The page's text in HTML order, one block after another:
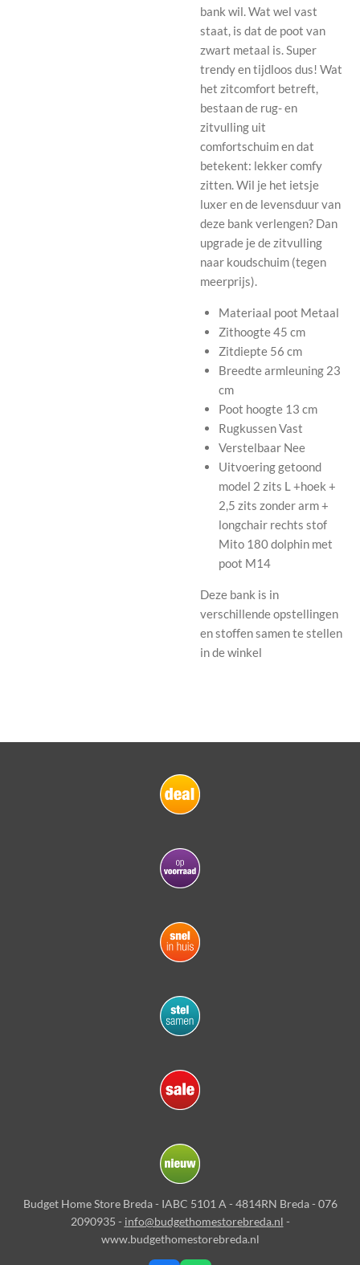
bank wil. Wat wel vast
staat, is dat de poot van
zwart metaal is. Super
trendy en tijdloos dus! Wat
het zitcomfort betreft,
bestaan de rug- en
zitvulling uit
comfortschuim en dat
betekent: lekker comfy
zitten. Wil je het ietsje
luxer en de levensduur van
deze bank verlengen? Dan
upgrade je de zitvulling
naar koudschuim (tegen
meerprijs).
Materiaal poot Metaal
Zithoogte45 cm
Zitdiepte 56 cm
Breedte armleuning 23
cm
Poot hoogte 13 cm
RugkussenVast
Verstelbaar Nee
Uitvoering getoond
model 2 zits L +hoek +
2,5 zits zonder arm +
longchair rechts stof
Mito 180 dolphin met
poot M14
Deze bank is in
verschillende opstellingen
en stoffen samen te stellen
in de winkel
Budget Home Store Breda - IABC 5101 A - 4814RN Breda - 076
2090935 - info@budgethomestorebreda.nl -
www.budgethomestorebreda.nl